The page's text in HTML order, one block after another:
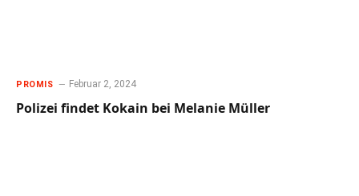
PROMIS Februar 2, 2024
Polizei findet Kokain bei Melanie Müller